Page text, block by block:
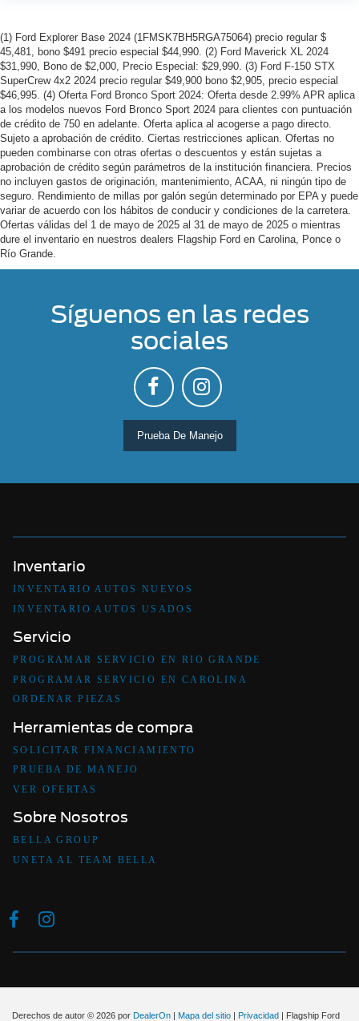
(1) Ford Explorer Base 2024 (1FMSK7BH5RGA75064) precio regular $
45,481, bono $491 precio especial $44,990. (2) Ford Maverick XL 2024
$31,990, Bono de $2,000, Precio Especial: $29,990. (3) Ford F-150 STX
SuperCrew 4x2 2024 precio regular $49,900 bono $2,905, precio especial
$46,995. (4) Oferta Ford Bronco Sport 2024: Oferta desde 2.99% APR aplica
a los modelos nuevos Ford Bronco Sport 2024 para clientes con puntuación
de crédito de 750 en adelante. Oferta aplica al acogerse a pago directo.
Sujeto a aprobación de crédito. Ciertas restricciones aplican. Ofertas no
pueden combinarse con otras ofertas o descuentos y están sujetas a
aprobación de crédito según parámetros de la institución financiera. Precios
no incluyen gastos de originación, mantenimiento, ACAA, ni ningún tipo de
seguro. Rendimiento de millas por galón según determinado por EPA y puede
variar de acuerdo con los hábitos de conducir y condiciones de la carretera.
Ofertas válidas del 1 de mayo de 2025 al 31 de mayo de 2025 o mientras
dure el inventario en nuestros dealers Flagship Ford en Carolina, Ponce o
Río Grande.
Síguenos en las redes
sociales
Prueba De Manejo
Inventario
INVENTARIO AUTOS NUEVOS
INVENTARIO AUTOS USADOS
Servicio
PROGRAMAR SERVICIO EN RIO GRANDE
PROGRAMAR SERVICIO EN CAROLINA
ORDENAR PIEZAS
Herramientas de compra
SOLICITAR FINANCIAMIENTO
PRUEBA DE MANEJO
VER OFERTAS
Sobre Nosotros
BELLA GROUP
UNETA AL TEAM BELLA
Derechos de autor © 2026 por DealerOn | Mapa del sitio | Privacidad | Flagship Ford